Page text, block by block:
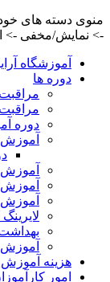
منوی دسته های
-> نمایش/مخفی ->
آموزشگاه
دوره ها
مراقبت زیبایی
مراقبت زیبایی
دوره
آموزش
آموزش
آموزش
آموزش
هزینه آموزش
امور